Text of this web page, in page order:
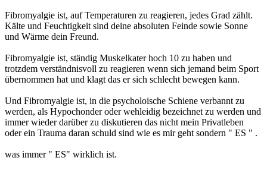
Fibromyalgie ist, auf Temperaturen zu reagieren, jedes Grad zählt.
Kälte und Feuchtigkeit sind deine absoluten Feinde sowie Sonne
und Wärme dein Freund.
Fibromyalgie ist, ständig Muskelkater hoch 10 zu haben und
trotzdem verständnisvoll zu reagieren wenn sich jemand beim Sport
übernommen hat und klagt das er sich schlecht bewegen kann.
Und Fibromyalgie ist, in die psycholoische Schiene verbannt zu
werden, als Hypochonder oder wehleidig bezeichnet zu werden und
immer wieder darüber zu diskutieren das nicht mein Privatleben
oder ein Trauma daran schuld sind wie es mir geht sondern " ES " .
was immer " ES" wirklich ist.